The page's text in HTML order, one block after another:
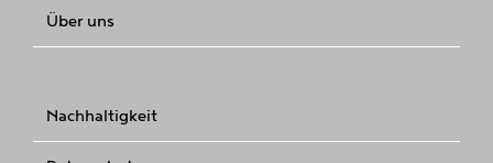
Über uns
Nachhaltigkeit